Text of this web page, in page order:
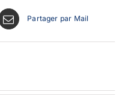
Partager par Mail